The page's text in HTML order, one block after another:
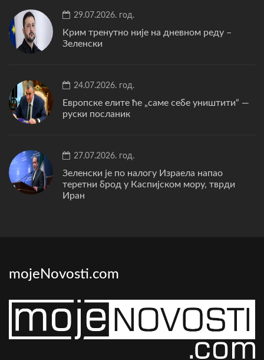
29.07.2026. год.
Крим тренутно није на дневном реду –
Зеленски
24.07.2026. год.
Европске елите ће „саме себе уништити“ —
руски посланик
27.07.2026. год.
Зеленски је по налогу Израела напао
теретни брод у Каспијском мору, тврди
Иран
mojeNovosti.com